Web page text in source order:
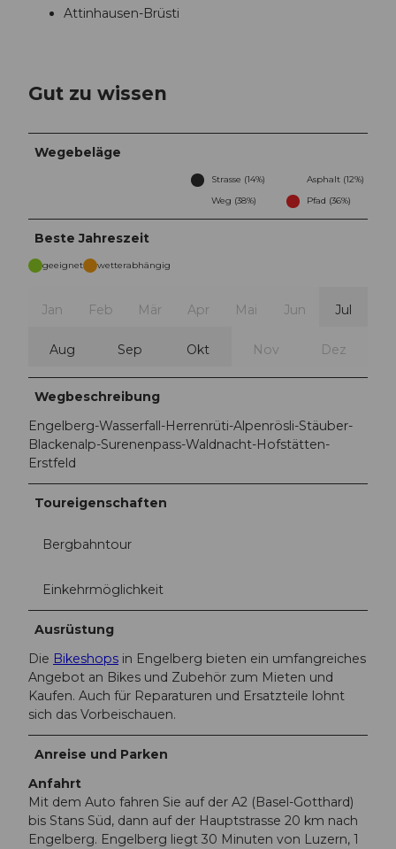
Attinhausen-Brüsti
Gut zu wissen
Wegebeläge
Strasse (14%)
Asphalt (12%)
Weg (38%)
Pfad (36%)
Beste Jahreszeit
geeignet wetterabhängig
Jan Feb Mär Apr Mai Jun Jul
Aug Sep Okt Nov Dez
Wegbeschreibung
Engelberg-Wasserfall-Herrenrüti-Alpenrösli-Stäuber-
Blackenalp-Surenenpass-Waldnacht-Hofstätten-
Erstfeld
Toureigenschaften
Bergbahntour
Einkehrmöglichkeit
Ausrüstung
Die Bikeshops in Engelberg bieten ein umfangreiches
Angebot an Bikes und Zubehör zum Mieten und
Kaufen. Auch für Reparaturen und Ersatzteile lohnt
sich das Vorbeischauen.
Anreise und Parken
Anfahrt
Mit dem Auto fahren Sie auf der A2 (Basel-Gotthard)
bis Stans Süd, dann auf der Hauptstrasse 20 km nach
Engelberg. Engelberg liegt 30 Minuten von Luzern, 1